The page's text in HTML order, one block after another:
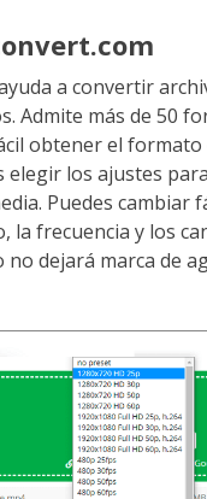
a convertir
Admite más de 50
obtener el formato
elegir los ajustes
Puedes cambiar
la frecuencia y los
dejará marca de